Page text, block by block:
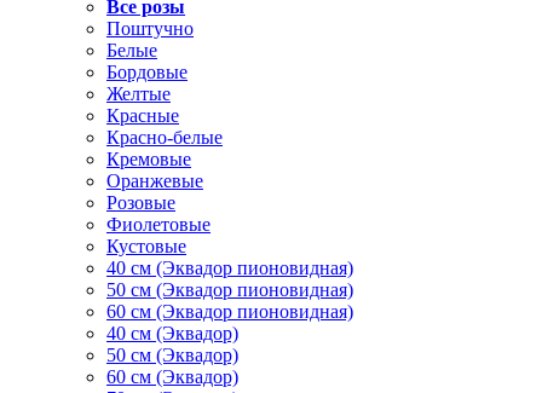
Все розы
Поштучно
Белые
Бордовые
Желтые
Красные
Красно-белые
Кремовые
Оранжевые
Розовые
Фиолетовые
Кустовые
40 см (Эквадор пионовидная)
50 см (Эквадор пионовидная)
60 см (Эквадор пионовидная)
40 см (Эквадор)
50 см (Эквадор)
60 см (Эквадор)